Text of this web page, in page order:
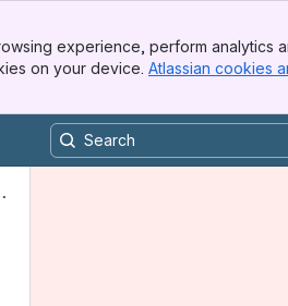
experience, perform analytics
on your device. Atlassian cookies
om ferdigattest klar i test
flere energitiltak fra
vedleggstype for
validering, automatiseringskrav
for Arbeidstilsynet -